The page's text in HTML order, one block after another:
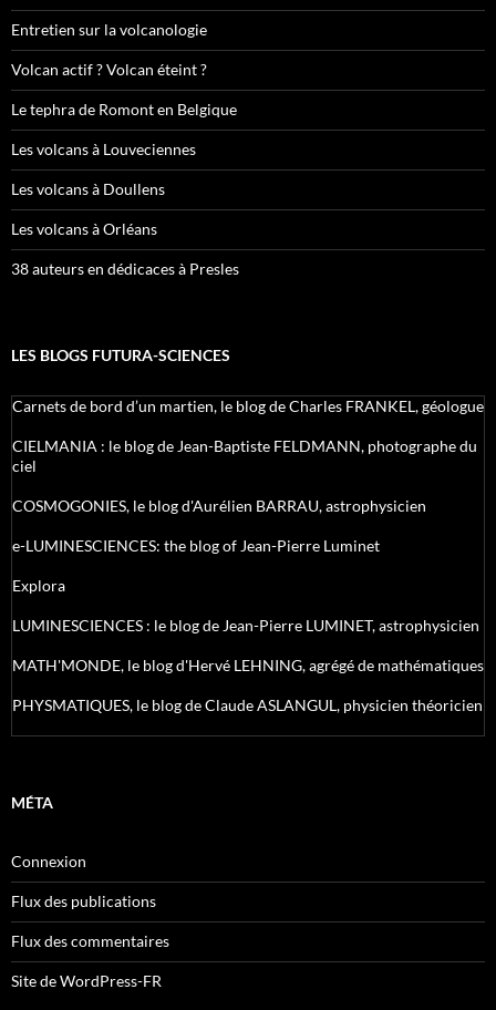
Entretien sur la volcanologie
Volcan actif ? Volcan éteint ?
Le tephra de Romont en Belgique
Les volcans à Louveciennes
Les volcans à Doullens
Les volcans à Orléans
38 auteurs en dédicaces à Presles
LES BLOGS FUTURA-SCIENCES
Carnets de bord d’un martien, le blog de Charles FRANKEL, géologue
CIELMANIA : le blog de Jean-Baptiste FELDMANN, photographe du
ciel
COSMOGONIES, le blog d'Aurélien BARRAU, astrophysicien
e-LUMINESCIENCES: the blog of Jean-Pierre Luminet
Explora
LUMINESCIENCES : le blog de Jean-Pierre LUMINET, astrophysicien
MATH'MONDE, le blog d'Hervé LEHNING, agrégé de mathématiques
PHYSMATIQUES, le blog de Claude ASLANGUL, physicien théoricien
MÉTA
Connexion
Flux des publications
Flux des commentaires
Site de WordPress-FR